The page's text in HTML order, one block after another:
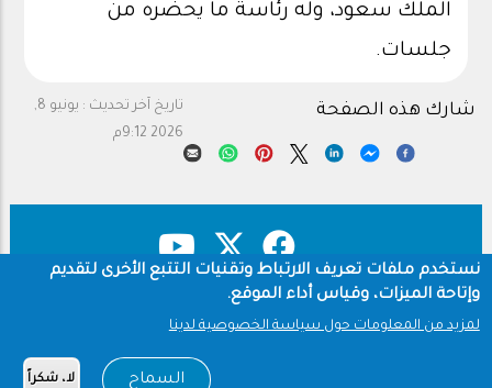
الملك سعود، وله رئاسة ما يحضره من
جلسات.
تاريخ آخر تحديث :
يونيو 8,
2026 9:12م
شارك هذه الصفحة
Footer
نستخدم ملفات تعريف الارتباط وتقنيات التتبع الأخرى لتقديم
وإتاحة الميزات، وقياس أداء الموقع.
لمزيد من المعلومات حول سياسة الخصوصية لدينا
السماح لا، شكراً